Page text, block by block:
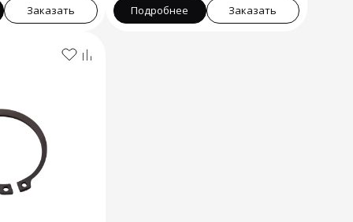
Заказать Подробнее Заказать